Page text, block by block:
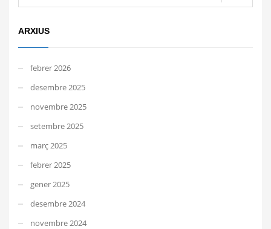
ARXIUS
febrer 2026
desembre 2025
novembre 2025
setembre 2025
març 2025
febrer 2025
gener 2025
desembre 2024
novembre 2024